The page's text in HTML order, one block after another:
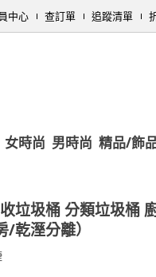
中心 查訂單 追蹤清單
女時尚 男時尚 精品/飾
垃圾桶 分類垃圾桶
乾溼分離）